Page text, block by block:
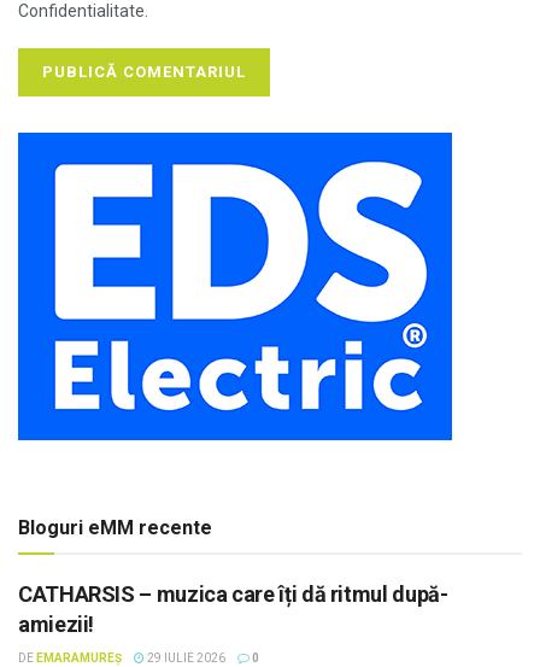
Confidentialitate.
Bloguri eMM recente
CATHARSIS – muzica care îți dă ritmul după-
amiezii!
DE EMARAMUREȘ 29 IULIE 2026 0